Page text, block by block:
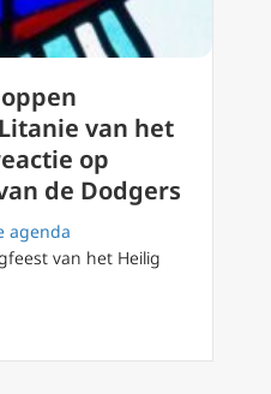
van het
op
de Dodgers
agenda
van het Heilig
bisschoppen organiseerden